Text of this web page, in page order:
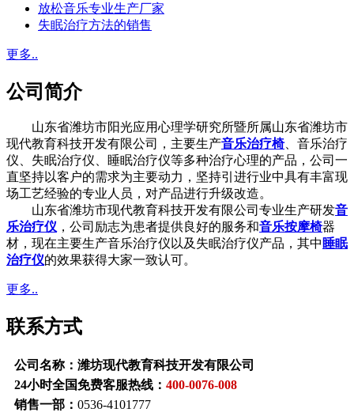
放松音乐专业生产厂家
失眠治疗方法的销售
更多..
公司简介
山东省潍坊市阳光应用心理学研究所暨所属山东省潍坊市
现代教育科技开发有限公司，主要生产音乐治疗椅、音乐治疗
仪、失眠治疗仪、睡眠治疗仪等多种治疗心理的产品，公司一
直坚持以客户的需求为主要动力，坚持引进行业中具有丰富现
场工艺经验的专业人员，对产品进行升级改造。
山东省潍坊市现代教育科技开发有限公司专业生产研发音
乐治疗仪 ，公司励志为患者提供良好的服务和音乐按摩椅器
材，现在主要生产音乐治疗仪以及失眠治疗仪产品，其中 睡眠
治疗仪的效果获得大家一致认可。
更多..
联系方式
公司名称：潍坊现代教育科技开发有限公司
24小时全国免费客服热线： 400-0076-008
销售一部： 0536-4101777